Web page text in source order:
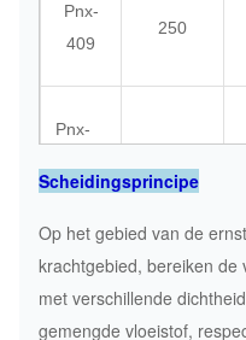
Pnx-
409
250
Pnx-
Pnx-
416
355
Scheidingsprincipe
Op het gebied van de
krachtgebied, bereiken de
met verschillende
gemengde vloeistof,